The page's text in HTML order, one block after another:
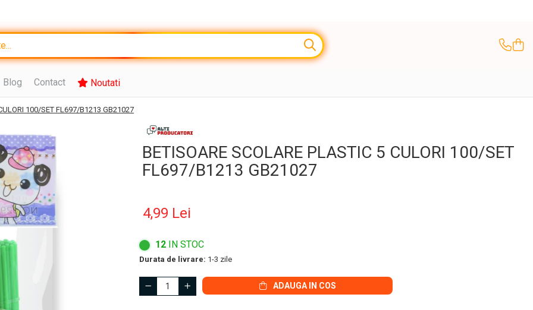
Blog Contact Noutati
100/SET FL697/B1213 GB21027
BETISOARE SCOLARE PLASTIC 5 CULORI 100/SET
FL697/B1213 GB21027
4,99 Lei
12 IN STOC
Durata de livrare: 1-3 zile
ADAUGA IN COS